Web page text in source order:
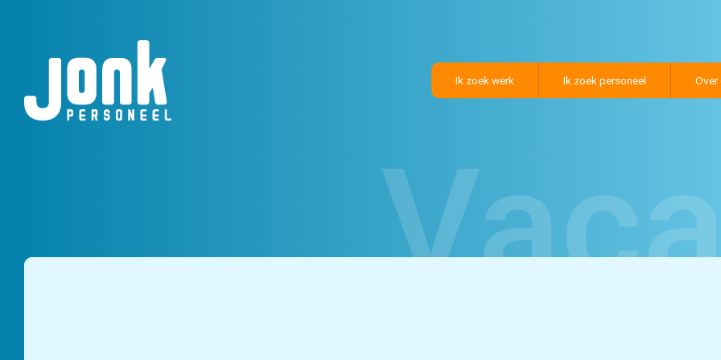
Ik zoek werk Ik zoek personeel Over